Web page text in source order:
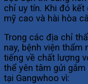
chỉ uy tín. Khi đó kết
mỹ cao và hài hòa
Trong các địa chỉ
nay, bệnh viện thẩm
tiếng về chất lượng
thể yên tâm gửi
tại Gangwhoo vì: